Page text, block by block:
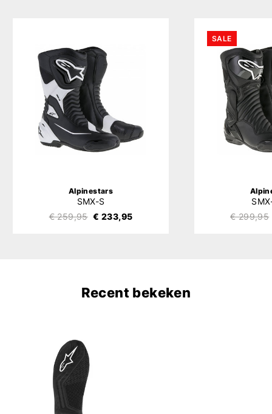
Alpinestars
SMX-S
€ 259,95 € 233,95
SALE
€ 299,95
Recent bekeken